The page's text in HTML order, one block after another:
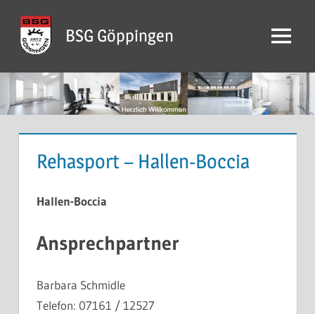
Inhalt
springen
BSG Göppingen Menü
Rehasport – Hallen-Boccia
Hallen-Boccia
Ansprechpartner
Barbara Schmidle
Telefon: 07161 / 12527